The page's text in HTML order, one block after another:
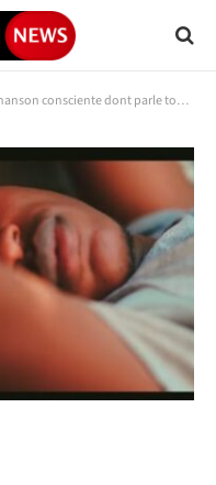
dont parle tout le monde en RDC